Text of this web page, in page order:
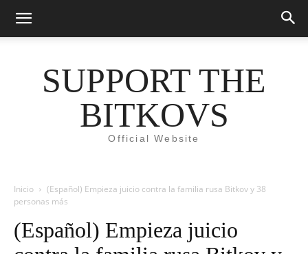
SUPPORT THE
BITKOVS
Official Website
Inicio
(Español) Empieza juicio contra la familia rusa Bitkov y 38
personas más
(Español) Empieza juicio